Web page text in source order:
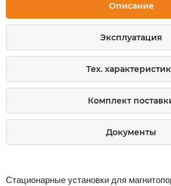
Описание
Эксплуатация
Тех.
Комплект
Документы
Стационарные установки для